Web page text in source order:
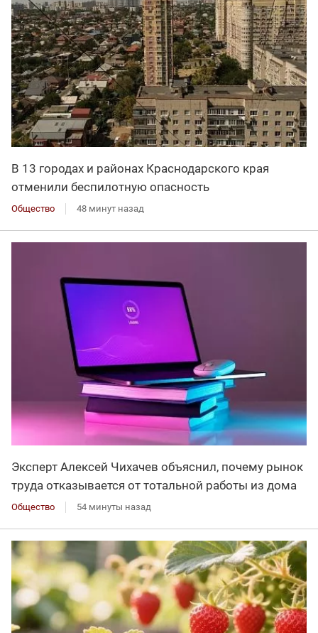
В 13 городах и районах Краснодарского края
отменили беспилотную опасность
Общество 48 минут назад
Эксперт Алексей Чихачев объяснил, почему рынок
труда отказывается от тотальной работы из дома
Общество 54 минуты назад